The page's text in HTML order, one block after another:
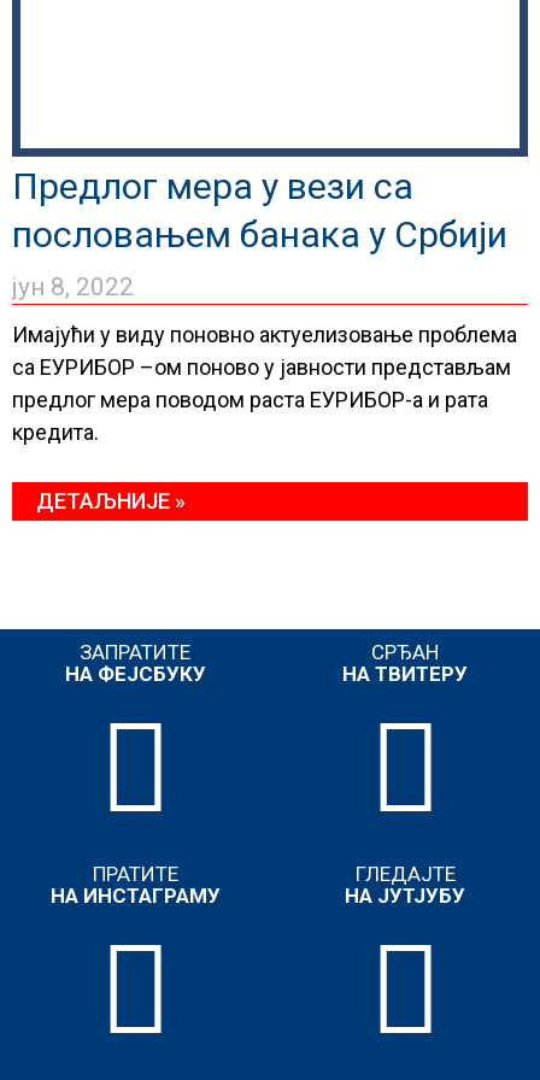
Предлог мера у вези са
пословањем банака у Србији
јун 8, 2022
Имајући у виду поновно актуелизовање проблема
са ЕУРИБОР –ом поново у јавности представљам
предлог мера поводом раста ЕУРИБОР-а и рата
кредита.
ДЕТАЉНИЈЕ »
ЗАПРАТИТЕ
НА ФЕЈСБУКУ
СРЂАН
НА ТВИТЕРУ
ПРАТИТЕ
НА ИНСТАГРАМУ
ГЛЕДАЈТЕ
НА ЈУТЈУБУ